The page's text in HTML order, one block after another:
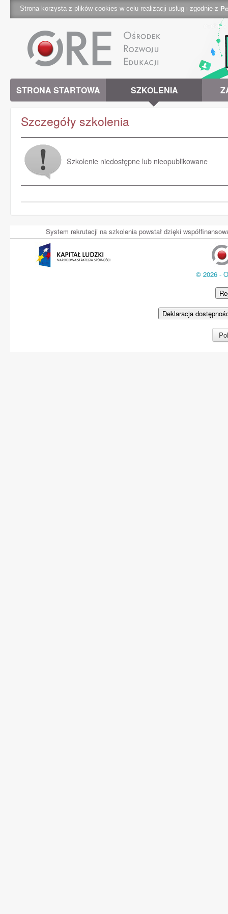
Strona korzysta z plików cookies w celu realizacji usług i zgodnie z
STRONA STARTOWA SZKOLENIA
Szczegóły szkolenia
Szkolenie niedostępne lub nieopublikowane
System rekrutacji na szkolenia powstał dzięki
© 2026 -
Deklaracja